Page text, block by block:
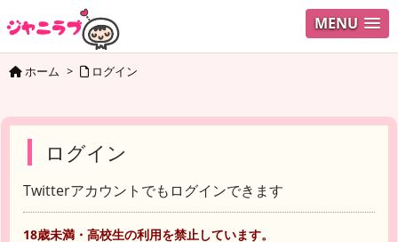
MENU
ホーム > ログイン
ログイン
Twitterアカウントでもログインできます
18歳未満・高校生の利用を禁止しています。